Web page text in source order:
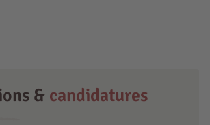
& candidatures